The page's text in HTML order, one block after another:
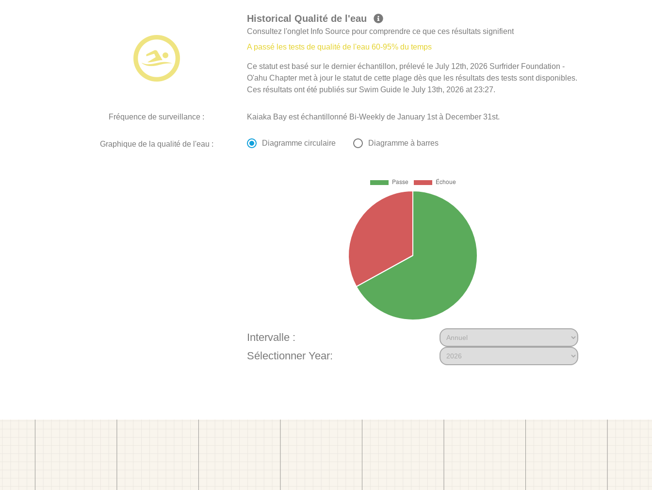
Historical Qualité de l'eau
Consultez l'onglet Info Source pour comprendre ce que ces résultats signifient
A passé les tests de qualité de l'eau 60-95% du temps
Ce statut est basé sur le dernier échantillon, prélevé le July 12th, 2026 Surfrider Foundation -
O'ahu Chapter met à jour le statut de cette plage dès que les résultats des tests sont disponibles.
Ces résultats ont été publiés sur Swim Guide le July 13th, 2026 at 23:27.
Fréquence de surveillance : Kaiaka Bay est échantillonné Bi-Weekly de January 1st à December 31st.
Graphique de la qualité de l'eau : Diagramme circulaire Diagramme à barres
Intervalle :
Sélectionner Year: